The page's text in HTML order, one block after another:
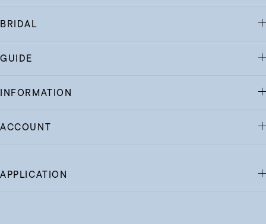
BRIDAL
GUIDE
INFORMATION
ACCOUNT
APPLICATION